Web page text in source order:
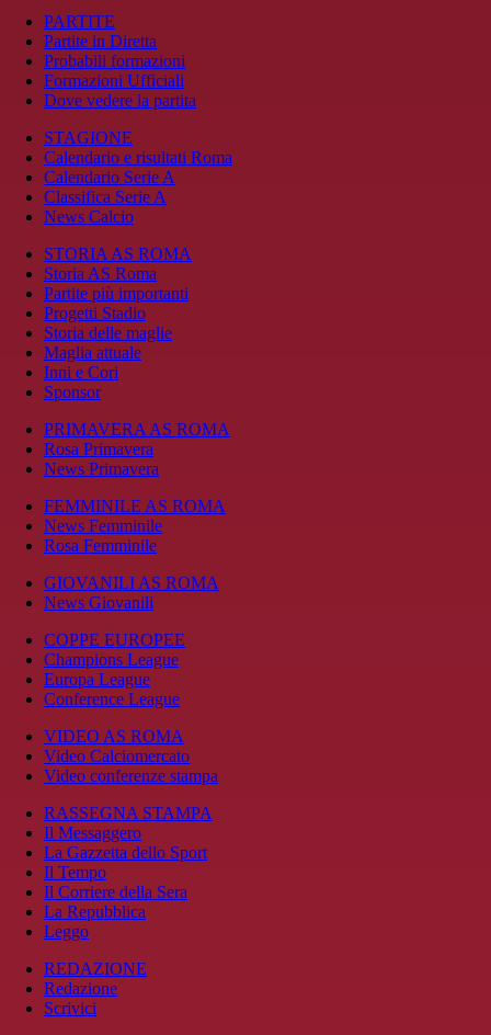
PARTITE
Partite in Diretta
Probabili formazioni
Formazioni Ufficiali
Dove vedere la partita
STAGIONE
Calendario e risultati Roma
Calendario Serie A
Classifica Serie A
News Calcio
STORIA AS ROMA
Storia AS Roma
Partite più importanti
Progetti Stadio
Storia delle maglie
Maglia attuale
Inni e Cori
Sponsor
PRIMAVERA AS ROMA
Rosa Primavera
News Primavera
FEMMINILE AS ROMA
News Femminile
Rosa Femminile
GIOVANILI AS ROMA
News Giovanili
COPPE EUROPEE
Champions League
Europa League
Conference League
VIDEO AS ROMA
Video Calciomercato
Video conferenze stampa
RASSEGNA STAMPA
Il Messaggero
La Gazzetta dello Sport
Il Tempo
Il Corriere della Sera
La Repubblica
Leggo
REDAZIONE
Redazione
Scrivici